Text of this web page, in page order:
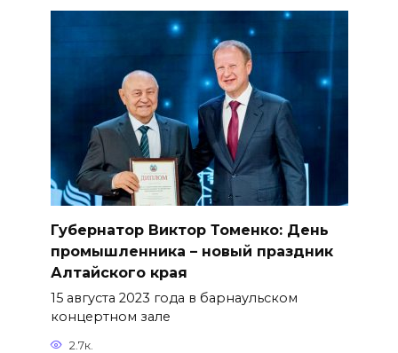
Губернатор Виктор Томенко: День
промышленника – новый праздник
Алтайского края
15 августа 2023 года в барнаульском
концертном зале
2.7к.